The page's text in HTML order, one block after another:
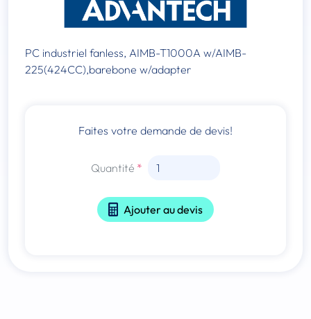
PC industriel fanless, AIMB-T1000A w/AIMB-
225(424CC),barebone w/adapter
Faites votre demande de devis!
Quantité
Ajouter au devis